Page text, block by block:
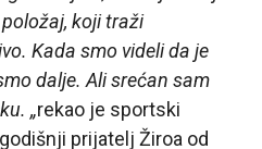
koji traži
Kada smo videli da je
dalje. Ali srećan sam
„rekao je sportski
prijatelj Žiroa od